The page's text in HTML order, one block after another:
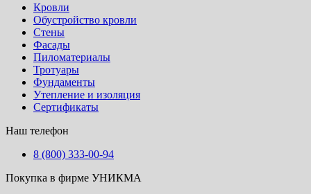
Кровли
Обустройство кровли
Стены
Фасады
Пиломатериалы
Тротуары
Фундаменты
Утепление и изоляция
Сертификаты
Наш телефон
8 (800) 333-00-94
Покупка в фирме УНИКМА